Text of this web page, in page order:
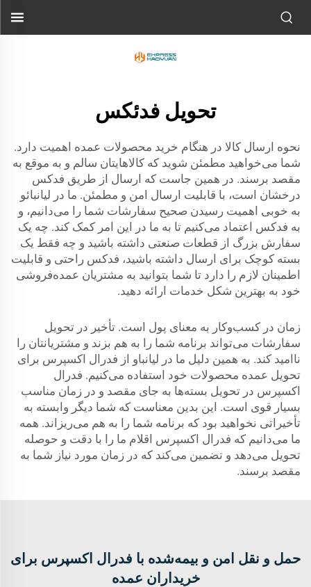
تحویل فدئکس
نحوه ارسال کالا در هنگام خرید محصولات عمده اهمیت دارد.
شما می‌خواهید مطمئن شوید که کالاهایتان سالم و به موقع به
مقصد برسند. در همین جاست که ارسال از طریق فدکس
درخشان است، با قابلیت ارسال امن و مطمئن. ما در لیانبائو
به خوبی اهمیت رسیدن صحیح سفارشات شما را می‌دانیم، و
به فدکس اعتماد می‌کنیم تا به ما در این امر کمک کند. چه یک
سفارش بزرگ از قطعات صنعتی داشته باشید و چه فقط یک
بسته کوچک برای ارسال داشته باشید، فدکس راحتی و قابلیت
اطمینان لازم را دارد تا شما بتوانید به مشتریان عمده‌فروشی
خود به بهترین شکل خدمات ارائه دهید.
زمان در کسب‌وکار به معنای پول است. تأخیر در تحویل
سفارشات می‌تواند برنامه شما را به هم بزند و مشتریانتان را
ناامید کند. به همین دلیل ما در لیانباو از فدرال اکسپرس برای
تحویل عمده محصولات خود استفاده می‌کنیم. فدرال
اکسپرس در تحویل بسته‌ها به جای مقصد و در زمان مناسب
بسیار قوی است. این بدین معناست که شما دیگر وابسته به
تأخیراتی نخواهید بود که برنامه شما را به هم می‌ریزاند. همه
ما می‌دانیم که فدرال اکسپرس اقلام ما را با دقت و حوصله
تحویل می‌دهد و تضمین می‌کند که در زمان مورد نیاز شما به
مقصد برسند.
حمل و نقل امن و بیمه‌شده با فدرال اکسپرس برای
خریداران عمده